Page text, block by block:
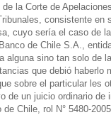
la Corte de
consistente
cuyo sería el caso de
de Chile S.A.,
alguna sino tan solo de
que debió
sobre el particular les
de un juicio ordinario
Chile, rol N° 5480-